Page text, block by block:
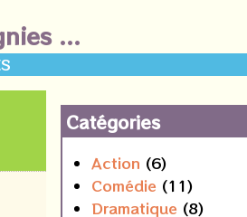
...
Catégories
Action (6)
Comédie (11)
Dramatique (8)